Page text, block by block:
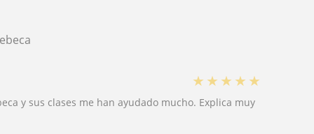
★ ★ ★ ★ ★
y sus clases me han ayudado mucho. Explica muy